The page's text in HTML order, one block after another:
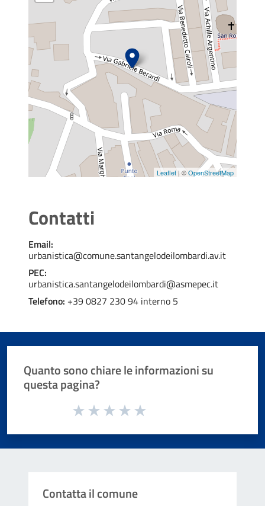
Leaflet | ©OpenStreetMap
Contatti
Email:
urbanistica@comune.santangelodeilombardi.av.it
PEC:
urbanistica.santangelodeilombardi@asmepec.it
Telefono: +39 0827 230 94 interno 5
Quanto sono chiare le informazioni su
questa pagina?
Valuta da 1 a 5 stelle la pagina
Contatta il comune